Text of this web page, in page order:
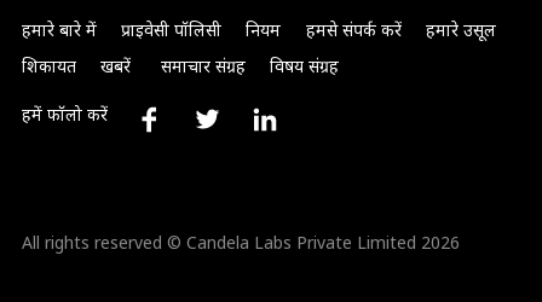
हमारे बारे में प्राइवेसी पॉलिसी नियम हमसे संपर्क करें
हमारे उसूल
शिकायत
खबरें समाचार संग्रह विषय संग्रह
हमें फॉलो करें
All rights reserved © Candela Labs Private Limited 2026